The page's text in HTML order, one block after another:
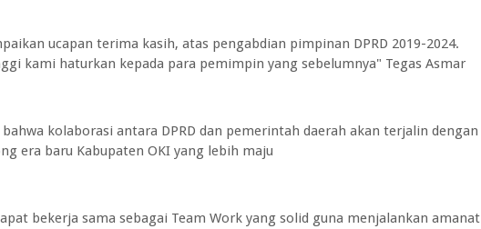
ucapan terima kasih, atas pengabdian pimpinan DPRD 2019-2024.
kami haturkan kepada para pemimpin yang sebelumnya" Tegas Asmar
kolaborasi antara DPRD dan pemerintah daerah akan terjalin dengan
era baru Kabupaten OKI yang lebih maju
bekerja sama sebagai Team Work yang solid guna menjalankan amanat